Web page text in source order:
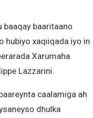
baaqay baaritaano
hubiyo xaqiiqada iyo in
Xarumaha
Lazzarini.
caalamiga ah
dhulka